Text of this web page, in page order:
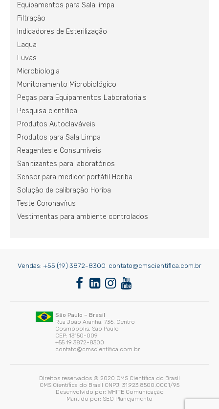
Equipamentos para Sala limpa
Filtração
Indicadores de Esterilização
Laqua
Luvas
Microbiologia
Monitoramento Microbiológico
Peças para Equipamentos Laboratoriais
Pesquisa científica
Produtos Autoclaváveis
Produtos para Sala Limpa
Reagentes e Consumíveis
Sanitizantes para laboratórios
Sensor para medidor portátil Horiba
Solução de calibração Horiba
Teste Coronavírus
Vestimentas para ambiente controlados
Vendas: +55 (19) 3872-8300 contato@cmscientifica.com.br
Direitos reservados © 2020 CMS Científica do Brasil
CMS Científica do Brasil CNPJ: 31.923.8500.0001/95
Desenvolvido por: WHITE Comunicação
Mantido por: SEO Planejamento
São Paulo – Brasil
Rua João Aranha, 736, Centro
Cosmópolis, São Paulo
CEP: 13150-009
+55 19 3872-8300
contato@cmscientifica.com.br